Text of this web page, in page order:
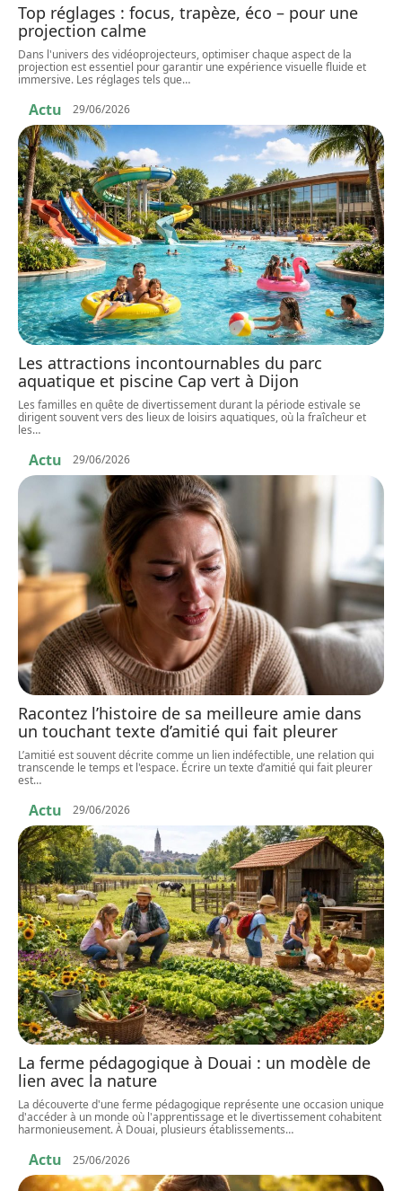
Top réglages : focus, trapèze, éco – pour une
projection calme
Dans l'univers des vidéoprojecteurs, optimiser chaque aspect de la
projection est essentiel pour garantir une expérience visuelle fluide et
immersive. Les réglages tels que…
Actu 29/06/2026
Les attractions incontournables du parc
aquatique et piscine Cap vert à Dijon
Les familles en quête de divertissement durant la période estivale se
dirigent souvent vers des lieux de loisirs aquatiques, où la fraîcheur et
les…
Actu 29/06/2026
Racontez l’histoire de sa meilleure amie dans
un touchant texte d’amitié qui fait pleurer
L’amitié est souvent décrite comme un lien indéfectible, une relation qui
transcende le temps et l'espace. Écrire un texte d’amitié qui fait pleurer
est…
Actu 29/06/2026
La ferme pédagogique à Douai : un modèle de
lien avec la nature
La découverte d'une ferme pédagogique représente une occasion unique
d'accéder à un monde où l'apprentissage et le divertissement cohabitent
harmonieusement. À Douai, plusieurs établissements…
Actu 25/06/2026